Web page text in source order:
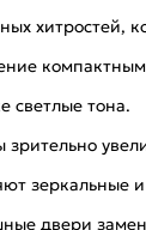
хитростей,
светлые тона.
зеркальные
двери